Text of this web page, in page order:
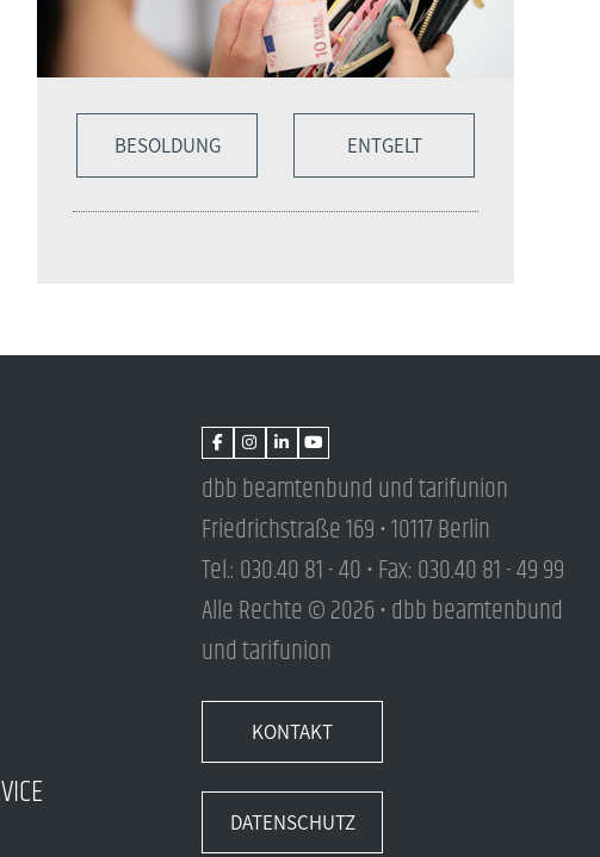
BESOLDUNG ENTGELT
dbb beamtenbund und tarifunion
Friedrichstraße 169 • 10117 Berlin
Tel.: 030.40 81 - 40 • Fax: 030.40 81 - 49 99
Alle Rechte © 2026 • dbb beamtenbund
und tarifunion
KONTAKT
DATENSCHUTZ